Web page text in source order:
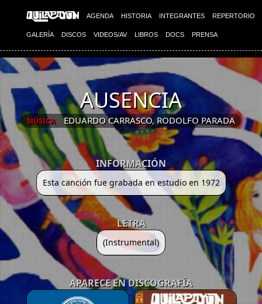
AGENDA HISTORIA INTEGRANTES REPERTORIO
GALERÍA DISCOS VIDEOS/AV LIBROS DOCS PRENSA
AUSENCIA
MÚSICA EDUARDO CARRASCO,RODOLFO PARADA
INFORMACIÓN
Esta canción fue grabada en estudio en 1972
LETRA
(Instrumental)
APARECE EN DISCOGRAFÍA